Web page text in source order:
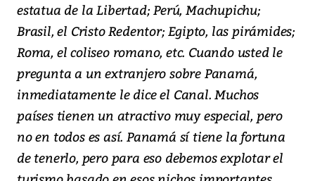
estatua de la Libertad; Perú, Machupichu;
Brasil, el Cristo Redentor; Egipto, las pirámides;
Roma, el coliseo romano, etc. Cuando usted le
pregunta a un extranjero sobre Panamá,
inmediatamente le dice el Canal. Muchos
países tienen un atractivo muy especial, pero
no en todos es así. Panamá sí tiene la fortuna
de tenerlo, pero para eso debemos explotar el